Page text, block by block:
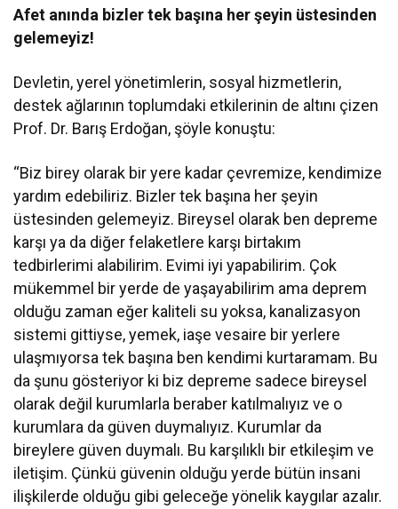
Afet anında bizler tek başına her şeyin üstesinden
gelemeyiz!
Devletin, yerel yönetimlerin, sosyal hizmetlerin,
destek ağlarının toplumdaki etkilerinin de altını çizen
Prof. Dr. Barış Erdoğan, şöyle konuştu:
“Biz birey olarak bir yere kadar çevremize, kendimize
yardım edebiliriz. Bizler tek başına her şeyin
üstesinden gelemeyiz. Bireysel olarak ben depreme
karşı ya da diğer felaketlere karşı birtakım
tedbirlerimi alabilirim. Evimi iyi yapabilirim. Çok
mükemmel bir yerde de yaşayabilirim ama deprem
olduğu zaman eğer kaliteli su yoksa, kanalizasyon
sistemi gittiyse, yemek, iaşe vesaire bir yerlere
ulaşmıyorsa tek başına ben kendimi kurtaramam. Bu
da şunu gösteriyor ki biz depreme sadece bireysel
olarak değil kurumlarla beraber katılmalıyız ve o
kurumlara da güven duymalıyız. Kurumlar da
bireylere güven duymalı. Bu karşılıklı bir etkileşim ve
iletişim. Çünkü güvenin olduğu yerde bütün insani
ilişkilerde olduğu gibi geleceğe yönelik kaygılar azalır.